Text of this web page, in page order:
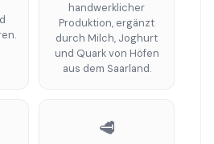
handwerklicher
Produktion, ergänzt
durch Milch, Joghurt
und Quark von Höfen
aus dem Saarland.
🥩